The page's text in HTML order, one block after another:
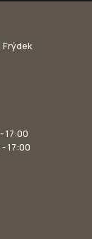
17:00
17:00